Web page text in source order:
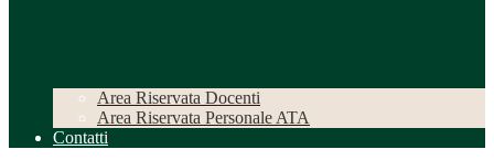
Area Riservata Docenti
Area Riservata Personale ATA
Contatti